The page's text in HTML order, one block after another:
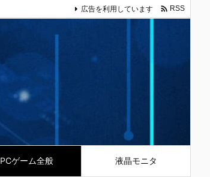
PCゲーム全般 液晶モニタ
広告を利用しています  RSS